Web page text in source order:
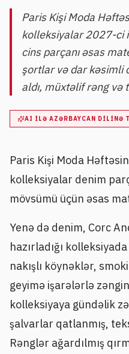
Paris Kişi Moda
kolleksiyalar 2027-ci
cins parçanı əsas
şortlar və dar kəsimli
aldı, müxtəlif rəng
AI ILƏ AZƏRBAYCAN DILINƏ
Paris Kişi Moda
kolleksiyalar denim
mövsümü üçün əsas
Yenə də denim, Corc
hazırladığı
nakışlı köynəklər,
geyimə işarələrlə
kolleksiyaya gündəlik
şalvarlar qatlanmış,
Rənglər ağardılmış